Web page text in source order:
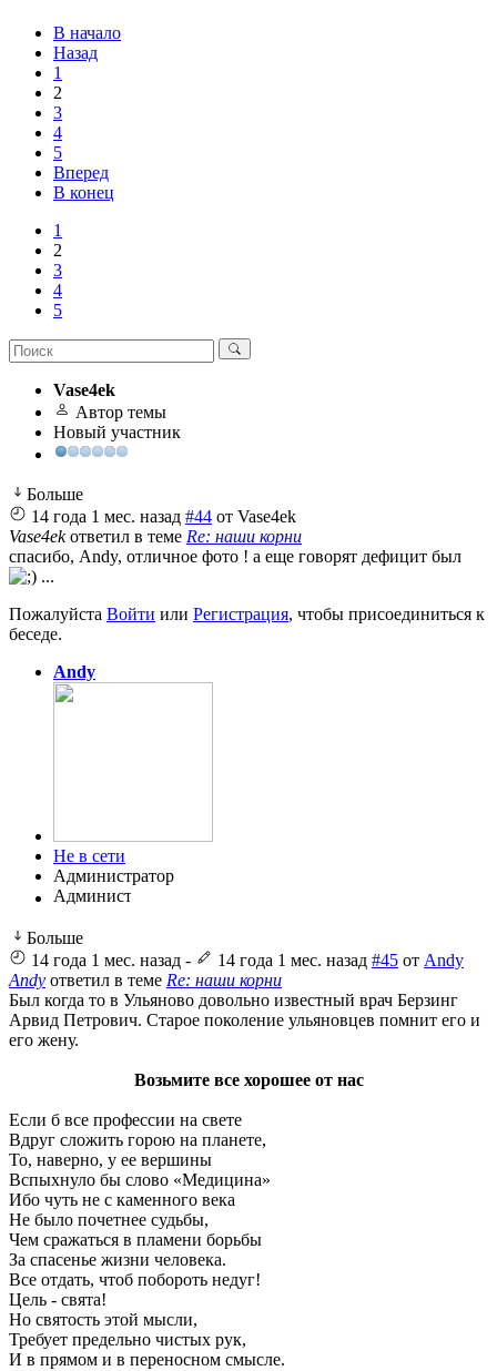
В начало
Назад
1
2
3
4
5
Вперед
В конец
1
2
3
4
5
Vase4ek
Автор темы
Новый участник
Больше
14 года 1 мес. назад #44 от Vase4ek
Vase4ekответил в теме Re: наши корни
спасибо, Andy, отличное фото ! а еще говорят дефицит был
...
Пожалуйста Войти или Регистрация, чтобы присоединиться к
беседе.
Andy
Не в сети
Администратор
Больше
14 года 1 мес. назад - 14 года 1 мес. назад #45 от Andy
Andy ответил в теме Re: наши корни
Был когда то в Ульяново довольно известный врач Берзинг
Арвид Петрович. Старое поколение ульяновцев помнит его и
его жену.
Возьмите все хорошее от нас
Если б все профессии на свете
Вдруг сложить горою на планете,
То, наверно, у ее вершины
Вспыхнуло бы слово «Медицина»
Ибо чуть не с каменного века
Не было почетнее судьбы,
Чем сражаться в пламени борьбы
За спасенье жизни человека.
Все отдать, чтоб побороть недуг!
Цель - свята!
Но святость этой мысли,
Требует предельно чистых рук,
И в прямом и в переносном смысле.